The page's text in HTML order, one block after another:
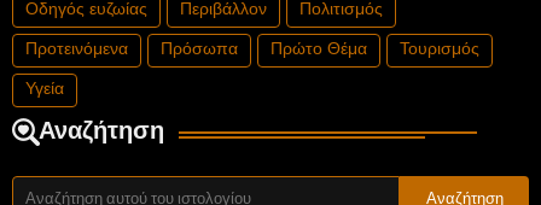
Οδηγός ευζωίας Περιβάλλον Πολιτισμός
Προτεινόμενα Πρόσωπα Πρώτο Θέμα Τουρισμός
Υγεία
Αναζήτηση